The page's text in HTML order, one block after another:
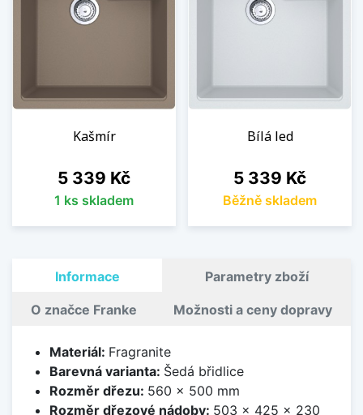
Kašmír
Cena
5 339 Kč
1 ks skladem
Bílá led
Cena
5 339 Kč
Běžně skladem
Informace Parametry zboží
O značce Franke Možnosti a ceny dopravy
Materiál: Fragranite
Barevná varianta: Šedá břidlice
Rozměr dřezu: 560 x 500 mm
Rozměr dřezové nádoby: 503 x 425 x 230